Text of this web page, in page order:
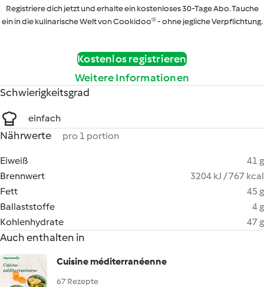
Registriere dich jetzt und erhalte ein kostenloses 30-Tage Abo. Tauche
ein in die kulinarische Welt von Cookidoo® - ohne jegliche Verpflichtung.
Kostenlos registrieren
Weitere Informationen
Schwierigkeitsgrad
einfach
Nährwerte pro 1 portion
Eiweiß
41 g
Brennwert
3204 kJ / 767 kcal
Fett
45 g
Ballaststoffe
4 g
Kohlenhydrate
47 g
Auch enthalten in
Cuisine méditerranéenne
67 Rezepte